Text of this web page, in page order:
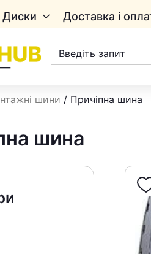
Диски Доставка і
Пошук
товарів
шини / Причіпна шина
шина